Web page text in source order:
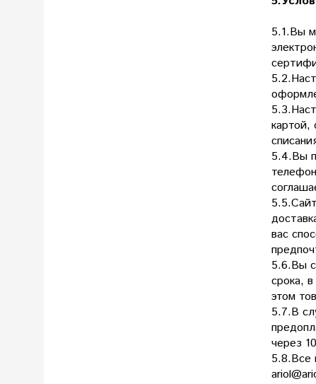
5.1.Вы
картой,
5.4.Вы
вас
5.6.Вы
срока,
этом
5.7.В
через
5.8.Все